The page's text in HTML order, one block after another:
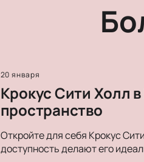
20 января
Крокус Сити Холл
пространство
Откройте для себя Крокус
доступность делают его